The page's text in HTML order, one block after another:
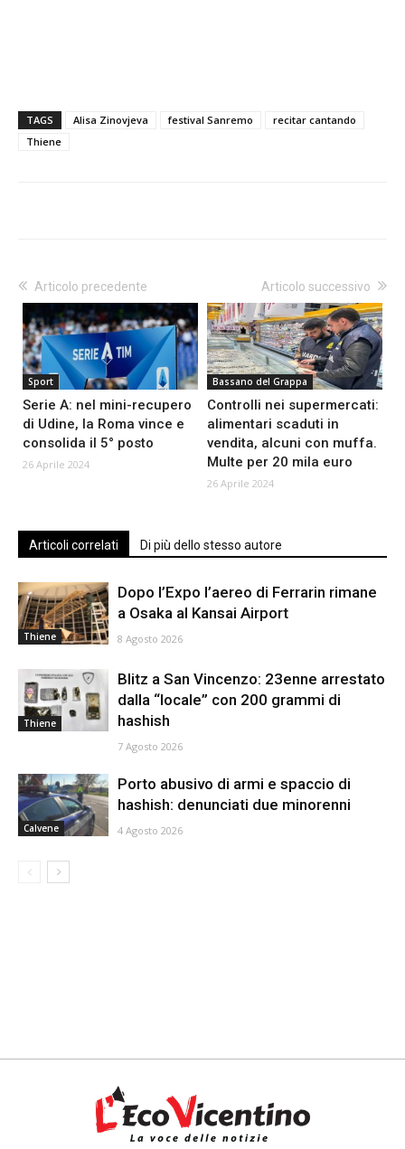
TAGS Alisa Zinovjeva festival Sanremo
recitar cantando
Thiene
Articolo precedente
Sport
Serie A: nel mini-recupero
di Udine, la Roma vince e
consolida il 5° posto
26 Aprile 2024
Articolo successivo
Bassano del Grappa
Controlli nei supermercati:
alimentari scaduti in
vendita, alcuni con muffa.
Multe per 20 mila euro
26 Aprile 2024
Articoli correlati Di più dello stesso autore
Thiene
Dopo l’Expo l’aereo di Ferrarin rimane
a Osaka al Kansai Airport
8 Agosto 2026
Thiene
Blitz a San Vincenzo: 23enne arrestato
dalla “locale” con 200 grammi di
hashish
7 Agosto 2026
Calvene
Porto abusivo di armi e spaccio di
hashish: denunciati due minorenni
4 Agosto 2026